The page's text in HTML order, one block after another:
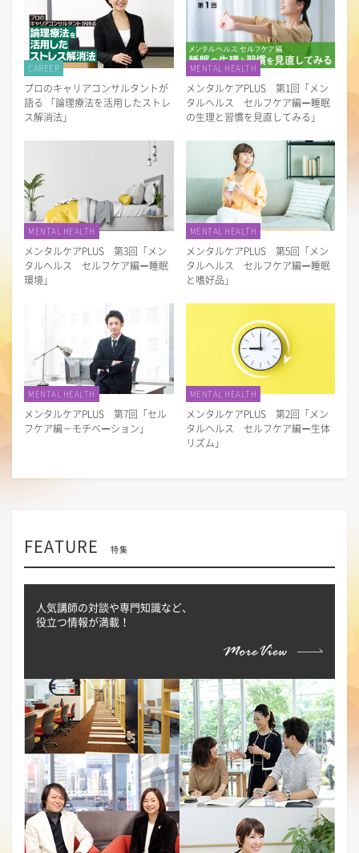
CAREER
プロのキャリアコンサルタントが
語る 「論理療法を活用したストレ
ス解消法」
MENTAL HEALTH
メンタルケアPLUS 第1回「メン
タルヘルス セルフケア編ー睡眠
の生理と習慣を見直してみる」
MENTAL HEALTH
メンタルケアPLUS 第3回「メン
タルヘルス セルフケア編ー睡眠
環境」
MENTAL HEALTH
メンタルケアPLUS 第5回「メン
タルヘルス セルフケア編ー睡眠
と嗜好品」
MENTAL HEALTH
メンタルケアPLUS 第7回「セル
フケア編－モチベーション」
MENTAL HEALTH
メンタルケアPLUS 第2回「メン
タルヘルス セルフケア編ー生体
リズム」
FEATURE 特集
人気講師の対談や専門知識など、
役立つ情報が満載！